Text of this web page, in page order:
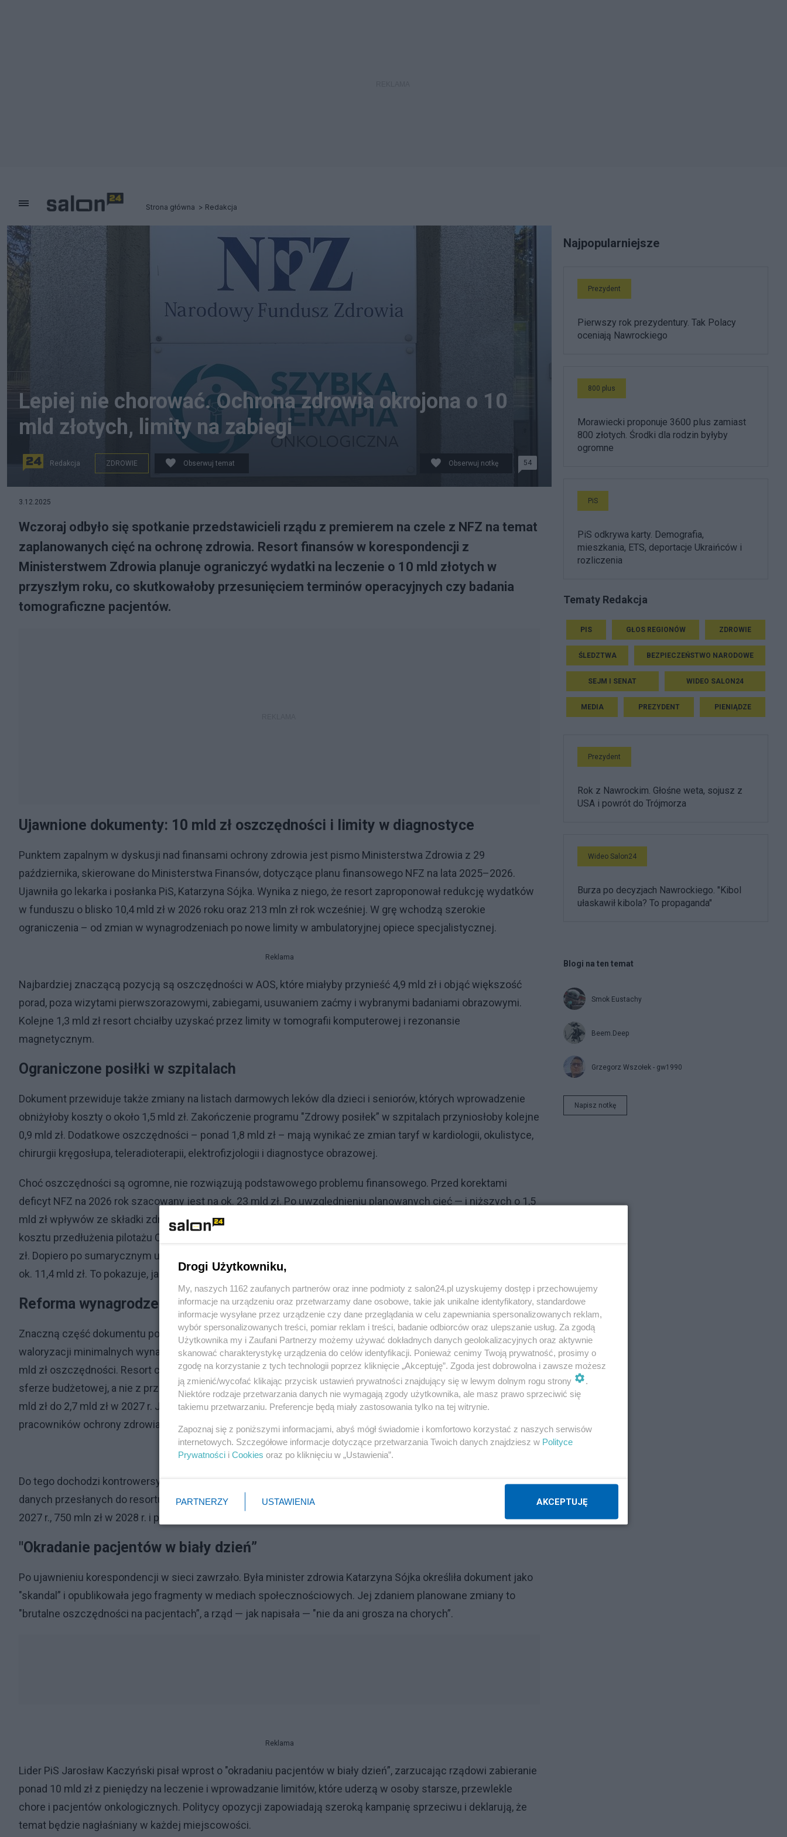
Strona główna Redakcja
Lepiej nie chorować. Ochrona zdrowia okrojona o 10
mld złotych, limity na zabiegi
Redakcja ZDROWIE Obserwuj temat Obserwuj notkę 54
3.12.2025
Wczoraj odbyło się spotkanie przedstawicieli rządu z premierem na czele z NFZ na temat
zaplanowanych cięć na ochronę zdrowia. Resort finansów w korespondencji z
Ministerstwem Zdrowia planuje ograniczyć wydatki na leczenie o 10 mld złotych w
przyszłym roku, co skutkowałoby przesunięciem terminów operacyjnych czy badania
tomograficzne pacjentów.
Ujawnione dokumenty: 10 mld zł oszczędności i limity w diagnostyce
Punktem zapalnym w dyskusji nad finansami ochrony zdrowia jest pismo Ministerstwa Zdrowia z 29
października, skierowane do Ministerstwa Finansów, dotyczące planu finansowego NFZ na lata 2025–2026.
Ujawniła go lekarka i posłanka PiS, Katarzyna Sójka. Wynika z niego, że resort zaproponował redukcję wydatków
w funduszu o blisko 10,4 mld zł w 2026 roku oraz 213 mln zł rok wcześniej. W grę wchodzą szerokie
ograniczenia – od zmian w wynagrodzeniach po nowe limity w ambulatoryjnej opiece specjalistycznej.
Reklama
Najbardziej znaczącą pozycją są oszczędności w AOS, które miałyby przynieść 4,9 mld zł i objąć większość
porad, poza wizytami pierwszorazowymi, zabiegami, usuwaniem zaćmy i wybranymi badaniami obrazowymi.
Kolejne 1,3 mld zł resort chciałby uzyskać przez limity w tomografii komputerowej i rezonansie
magnetycznym.
Ograniczone posiłki w szpitalach
Dokument przewiduje także zmiany na listach darmowych leków dla dzieci i seniorów, których wprowadzenie
obniżyłoby koszty o około 1,5 mld zł. Zakończenie programu "Zdrowy posiłek” w szpitalach przyniosłoby kolejne
0,9 mld zł. Dodatkowe oszczędności – ponad 1,8 mld zł – mają wynikać ze zmian taryf w kardiologii, okulistyce,
chirurgii kręgosłupa, teleradioterapii, elektrofizjologii i diagnostyce obrazowej.
Choć oszczędności są ogromne, nie rozwiązują podstawowego problemu finansowego. Przed korektami
deficyt NFZ na 2026 rok szacowany jest na ok. 23 mld zł. Po uwzględnieniu planowanych cięć — i niższych o 1,5
mld zł wpływów ze składki zdrowotnej — ma on wynieść około 12,9 mld zł. Do tego dochodzi niemal 2,5 mld zł
kosztu przedłużenia pilotażu Centrów Zdrowia Psychicznego, co zwiększa lukę z powrotem do blisko 15,9 mld
zł. Dopiero po sumarycznym uwzględnieniu wszystkich zmian systemowych deficyt spadałby ponownie — do
ok. 11,4 mld zł. To pokazuje, jak głęboki jest problem i jak ograniczone pole manewru mają dziś władze.
Reforma wynagrodzeń i likwidacja stażu?
Znaczną część dokumentu poświęcono redukcji kosztów płacowych w ochronie zdrowia. Przesunięcie
waloryzacji minimalnych wynagrodzeń z lipca na styczeń — począwszy od 2027 r. — miałoby przynieść około 6
mld zł oszczędności. Resort chce również zmienić zasady waloryzacji, powiązując ją ze wzrostem płac w
sferze budżetowej, a nie z przeciętnym wynagrodzeniem w gospodarce. To obniżyłoby koszt podwyżek z ok. 10
mld zł do 2,7 mld zł w 2027 r. Jednocześnie podniesienie współczynników wynagrodzeń w grupach 5 i 6
pracowników ochrony zdrowia miałoby kosztować 5,2 mld zł.
Reklama
Do tego dochodzi kontrowersyjny postulat ograniczenia, a docelowo likwidacji stażu podyplomowego lekarzy. Z
danych przesłanych do resortu finansów wynika, że pozwoliłoby to zmniejszyć wydatki budżetu o 680 mln zł w
2027 r., 750 mln zł w 2028 r. i ponad 880 mln zł w 2029 r.
"Okradanie pacjentów w biały dzień”
Po ujawnieniu korespondencji w sieci zawrzało. Była minister zdrowia Katarzyna Sójka określiła dokument jako
"skandal” i opublikowała jego fragmenty w mediach społecznościowych. Jej zdaniem planowane zmiany to
"brutalne oszczędności na pacjentach”, a rząd — jak napisała — "nie da ani grosza na chorych”.
Reklama
Lider PiS Jarosław Kaczyński pisał wprost o "okradaniu pacjentów w biały dzień”, zarzucając rządowi zabieranie
ponad 10 mld zł z pieniędzy na leczenie i wprowadzanie limitów, które uderzą w osoby starsze, przewlekle
chore i pacjentów onkologicznych. Politycy opozycji zapowiadają szeroką kampanię sprzeciwu i deklarują, że
temat będzie nagłaśniany w każdej miejscowości.
Najpopularniejsze
Prezydent
Pierwszy rok prezydentury. Tak Polacy
oceniają Nawrockiego
800 plus
Morawiecki proponuje 3600 plus zamiast
800 złotych. Środki dla rodzin byłyby
ogromne
PiS
PiS odkrywa karty. Demografia,
mieszkania, ETS, deportacje Ukraińców i
rozliczenia
Tematy Redakcja
PIS GŁOS REGIONÓW ZDROWIE
ŚLEDZTWA BEZPIECZEŃSTWO NARODOWE
SEJM I SENAT WIDEO SALON24
MEDIA PREZYDENT PIENIĄDZE
Prezydent
Rok z Nawrockim. Głośne weta, sojusz z
USA i powrót do Trójmorza
Wideo Salon24
Burza po decyzjach Nawrockiego. "Kibol
ułaskawił kibola? To propaganda"
Blogi na ten temat
Smok Eustachy
Beem.Deep
Grzegorz Wszołek - gw1990
Napisz notkę
Drogi Użytkowniku,
My, naszych 1162 zaufanych partnerów oraz inne podmioty z salon24.pl uzyskujemy dostęp i przechowujemy
informacje na urządzeniu oraz przetwarzamy dane osobowe, takie jak unikalne identyfikatory, standardowe
informacje wysyłane przez urządzenie czy dane przeglądania w celu zapewniania spersonalizowanych reklam,
wybór spersonalizowanych treści, pomiar reklam i treści, badanie odbiorców oraz ulepszanie usług. Za zgodą
Użytkownika my i Zaufani Partnerzy możemy używać dokładnych danych geolokalizacyjnych oraz aktywnie
skanować charakterystykę urządzenia do celów identyfikacji. Ponieważ cenimy Twoją prywatność, prosimy o
zgodę na korzystanie z tych technologii poprzez kliknięcie „Akceptuję”. Zgoda jest dobrowolna i zawsze możesz
ją zmienić/wycofać klikając przycisk ustawień prywatności znajdujący się w lewym dolnym rogu strony
.
Niektóre rodzaje przetwarzania danych nie wymagają zgody użytkownika, ale masz prawo sprzeciwić się
takiemu przetwarzaniu. Preferencje będą miały zastosowania tylko na tej witrynie.
Zapoznaj się z poniższymi informacjami, abyś mógł świadomie i komfortowo korzystać z naszych serwisów
internetowych. Szczegółowe informacje dotyczące przetwarzania Twoich danych znajdziesz w Polityce
Prywatności i Cookies oraz po kliknięciu w „Ustawienia”.
PARTNERZY USTAWIENIA AKCEPTUJĘ